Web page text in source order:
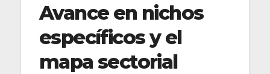
Avance en nichos
específicos y el
mapa sectorial